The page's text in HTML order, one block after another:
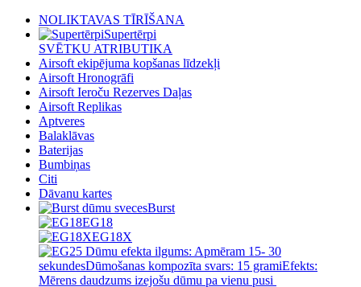
NOLIKTAVAS TĪRĪŠANA
Supertērpi
SVĒTKU ATRIBUTIKA
Airsoft ekipējuma kopšanas līdzekļi
Airsoft Hronogrāfi
Airsoft Ieroču Rezerves Daļas
Airsoft Replikas
Aptveres
Balaklāvas
Baterijas
Bumbiņas
Citi
Dāvanu kartes
Burst
EG18
EG18X